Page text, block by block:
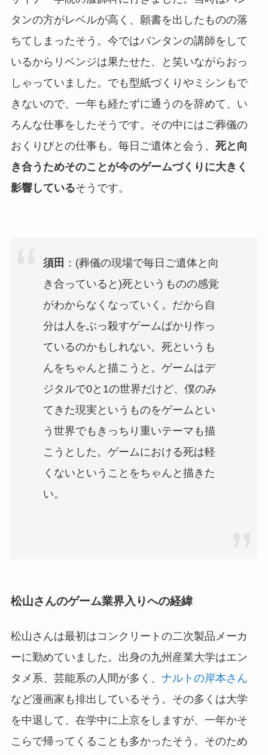
タンの方がレベルが高く、願書を出したものの落
ちてしまったそう。今ではバンタンの講師をして
いるからリベンジは果たせた、と笑いながらおっ
しゃっていました。でも型紙づくりやミシンもで
きないので、一年も経たずに通うのを辞めて、い
ろんな仕事をしたそうです。その中にはご葬儀の
おくりびとの仕事も。毎日ご遺体と会う、 死と向
き合うためそのことが今のゲームづくりに大きく
影響しているそうです。
須田 ：(葬儀の現場で毎日ご遺体と向
き合っていると)死というものの感覚
がわからなくなっていく。だから自
分は人をぶっ殺すゲームばかり作っ
ているのかもしれない。死というも
んをちゃんと描こうと。ゲームはデ
ジタルで0と1の世界だけど、僕のみ
てきた現実というものをゲームとい
う世界でもきっちり重いテーマも描
こうとした。ゲームにおける死は軽
くないということをちゃんと描きた
い。
松山さんのゲーム業界入りへの経緯
松山さんは最初はコンクリートの二次製品メーカ
ーに勤めていました。出身の九州産業大学はエン
タメ系、芸能系の人間が多く、 ナルトの岸本さん
など漫画家も排出しているそう。その多くは大学
を中退して、在学中に上京をしますが、一年かそ
こらで帰ってくることも多かったそう。そのため